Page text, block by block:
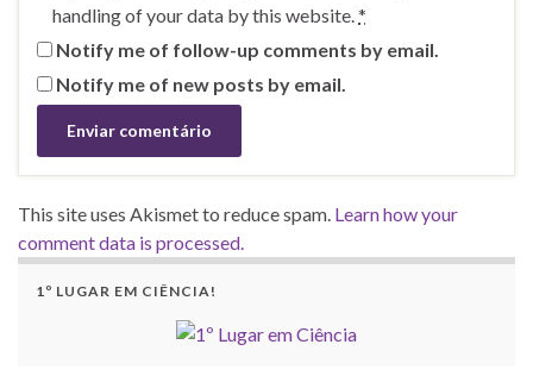
handling of your data by this website.*
Notify me of follow-up comments by email.
Notify me of new posts by email.
This site uses Akismet to reduce spam. Learn how your
comment data is processed.
1º LUGAR EM CIÊNCIA!